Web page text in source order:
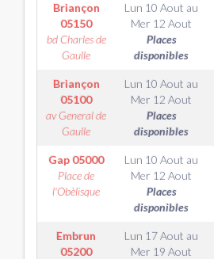
Briançon
05150
bd Charles de
Gaulle
Lun 10 Aout au
Mer 12 Aout
Places
disponibles
Briançon
05100
av General de
Gaulle
Lun 10 Aout au
Mer 12 Aout
Places
disponibles
Gap 05000
Place de
l'Obèlisque
Lun 10 Aout au
Mer 12 Aout
Places
disponibles
Embrun
05200
Lun 17 Aout au
Mer 19 Aout